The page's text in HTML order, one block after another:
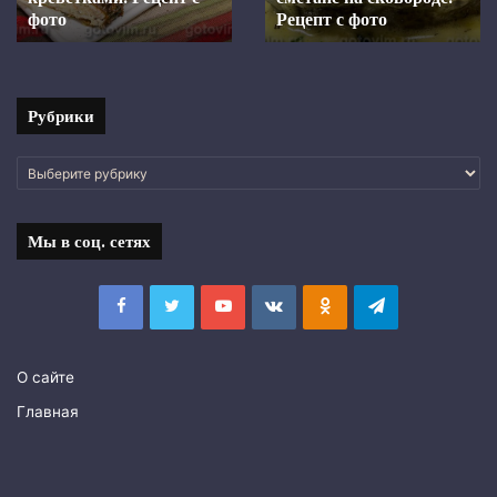
Рецепт с фото
Рецепт
с
духовке. Рецепт с фото
Рубрики
Рубрики
Мы в соц. сетях
FacebookTwitterYouTubevk.comОдноклассники
Telegram
О сайте
Главная